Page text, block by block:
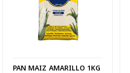
PAN MAIZ AMARILLO 1KG